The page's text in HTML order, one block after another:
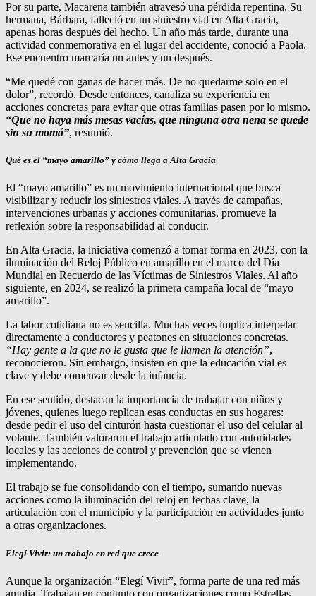
Por su parte, Macarena también atravesó una pérdida repentina. Su
hermana, Bárbara, falleció en un siniestro vial en Alta Gracia,
apenas horas después del hecho. Un año más tarde, durante una
actividad conmemorativa en el lugar del accidente, conoció a Paola.
Ese encuentro marcaría un antes y un después.
“Me quedé con ganas de hacer más. De no quedarme solo en el
dolor”, recordó. Desde entonces, canaliza su experiencia en
acciones concretas para evitar que otras familias pasen por lo mismo.
“Que no haya más mesas vacías, que ninguna otra nena se quede
sin su mamá”, resumió.
Qué es el “mayo amarillo” y cómo llega a Alta Gracia
El “mayo amarillo” es un movimiento internacional que busca
visibilizar y reducir los siniestros viales. A través de campañas,
intervenciones urbanas y acciones comunitarias, promueve la
reflexión sobre la responsabilidad al conducir.
En Alta Gracia, la iniciativa comenzó a tomar forma en 2023, con la
iluminación del Reloj Público en amarillo en el marco del Día
Mundial en Recuerdo de las Víctimas de Siniestros Viales. Al año
siguiente, en 2024, se realizó la primera campaña local de “mayo
amarillo”.
La labor cotidiana no es sencilla. Muchas veces implica interpelar
directamente a conductores y peatones en situaciones concretas.
“Hay gente a la que no le gusta que le llamen la atención”,
reconocieron. Sin embargo, insisten en que la educación vial es
clave y debe comenzar desde la infancia.
En ese sentido, destacan la importancia de trabajar con niños y
jóvenes, quienes luego replican esas conductas en sus hogares:
desde pedir el uso del cinturón hasta cuestionar el uso del celular al
volante. También valoraron el trabajo articulado con autoridades
locales y las acciones de control y prevención que se vienen
implementando.
El trabajo se fue consolidando con el tiempo, sumando nuevas
acciones como la iluminación del reloj en fechas clave, la
articulación con el municipio y la participación en actividades junto
a otras organizaciones.
Elegí Vivir: un trabajo en red que crece
Aunque la organización “Elegí Vivir”, forma parte de una red más
amplia. Trabajan en conjunto con organizaciones como Estrellas